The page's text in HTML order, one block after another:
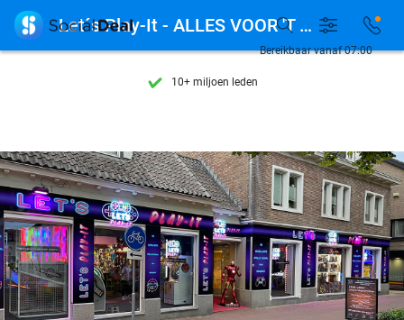
7 dagen per week beschikbaar
10+ miljoen leden
7 dagen per week beschikbaar
10+ miljoen leden
Bereikbaar vanaf 07:00
 Let´s Play-It - ALLES VOOR 'T JONG